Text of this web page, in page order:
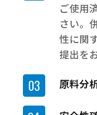
ご使用
さい。
性に関
提出を
原料分